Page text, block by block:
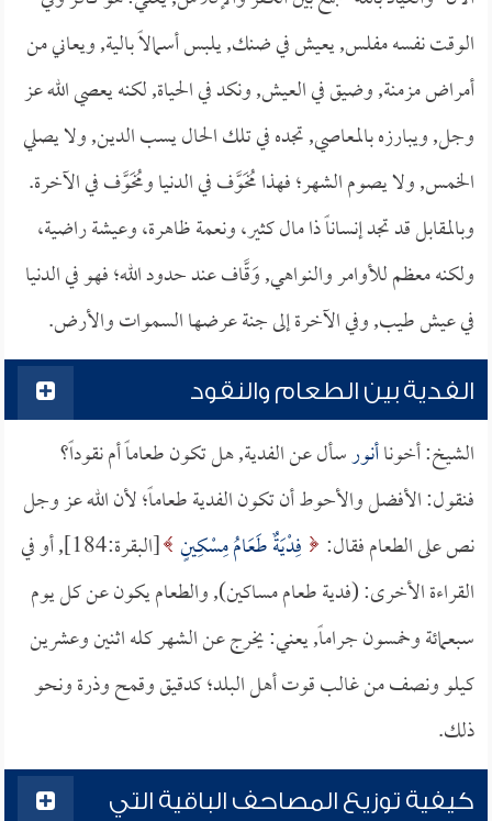
الوقت نفسه مفلس, يعيش في ضنك, يلبس أسمالاً بالية, ويعاني من
أمراض مزمنة, وضيق في العيش, ونكد في الحياة, لكنه يعصي الله عز
وجل, ويبارزه بالمعاصي, تجده في تلك الحال يسب الدين, ولا يصلي
الخمس, ولا يصوم الشهر؛ فهذا مُخَوَّف في الدنيا ومُخَوَّف في الآخرة.
وبالمقابل قد تجد إنساناً ذا مال كثير، ونعمة ظاهرة، وعيشة راضية،
ولكنه معظم للأوامر والنواهي, وَقَّاف عند حدود الله؛ فهو في الدنيا
في عيش طيب, وفي الآخرة إلى جنة عرضها السموات والأرض.
الفدية بين الطعام والنقود
الشيخ: أخوناأنورسأل عن الفدية, هل تكون طعاماً أم نقوداً؟
فنقول: الأفضل والأحوط أن تكون الفدية طعاماً؛ لأن الله عز وجل
نص على الطعام فقال:
فِدْيَةٌ طَعَامُ مِسْكِينٍ
[البقرة:184], أو في
القراءة الأخرى: (فدية طعام مساكين), والطعام يكون عن كل يوم
سبعمائة وخمسون جراماً, يعني: يخرج عن الشهر كله اثنين وعشرين
كيلو ونصف من غالب قوت أهل البلد؛ كدقيق وقمح وذرة ونحو
ذلك.
كيفية توزيع المصاحف الباقية التي